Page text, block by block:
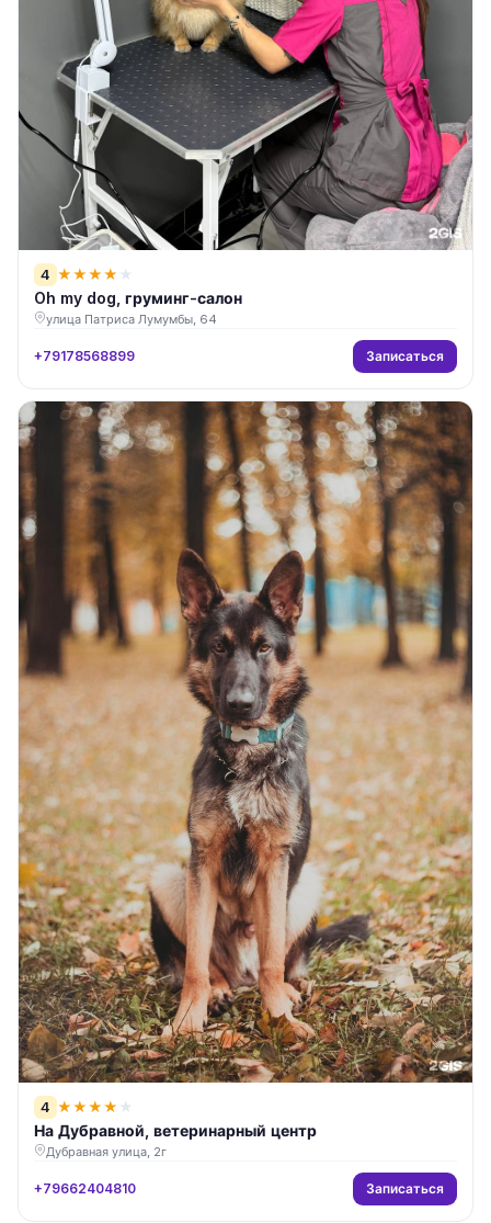
4 ★★★★ ★
Oh my dog, груминг-салон
улица Патриса Лумумбы, 64
+79178568899 Записаться
4 ★★★★ ★
На Дубравной, ветеринарный центр
Дубравная улица, 2г
+79662404810 Записаться